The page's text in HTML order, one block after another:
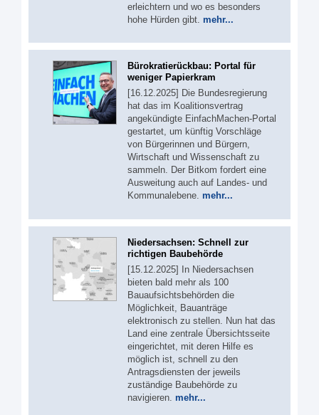
erleichtern und wo es besonders
hohe Hürden gibt. mehr...
Bürokratierückbau: Portal für
weniger Papierkram
[16.12.2025] Die Bundesregierung
hat das im Koalitionsvertrag
angekündigte EinfachMachen-Portal
gestartet, um künftig Vorschläge
von Bürgerinnen und Bürgern,
Wirtschaft und Wissenschaft zu
sammeln. Der Bitkom fordert eine
Ausweitung auch auf Landes- und
Kommunalebene. mehr...
Niedersachsen: Schnell zur
richtigen Baubehörde
[15.12.2025] In Niedersachsen
bieten bald mehr als 100
Bauaufsichtsbehörden die
Möglichkeit, Bauanträge
elektronisch zu stellen. Nun hat das
Land eine zentrale Übersichtsseite
eingerichtet, mit deren Hilfe es
möglich ist, schnell zu den
Antragsdiensten der jeweils
zuständige Baubehörde zu
navigieren. mehr...